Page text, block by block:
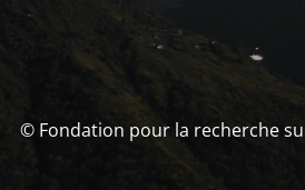
© Fondation pour la recherche